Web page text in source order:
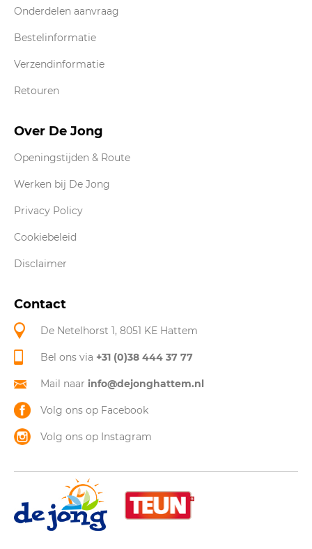
Onderdelen aanvraag
Bestelinformatie
Verzendinformatie
Retouren
Over De Jong
Openingstijden & Route
Werken bij De Jong
Privacy Policy
Cookiebeleid
Disclaimer
Contact
De Netelhorst 1, 8051 KE Hattem
Bel ons via +31 (0)38 444 37 77
Mail naar info@dejonghattem.nl
Volg ons op Facebook
Volg ons op Instagram